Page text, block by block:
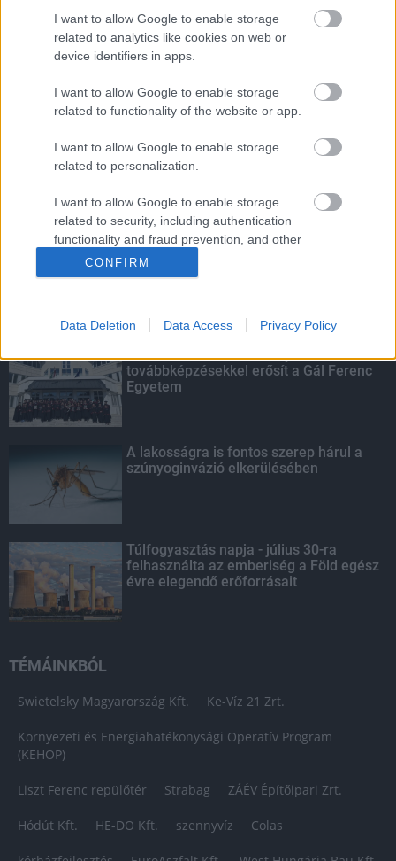
I want to allow Google to enable storage
related to analytics like cookies on web or
device identifiers in apps.
I want to allow Google to enable storage
related to functionality of the website or app.
I want to allow Google to enable storage
related to personalization.
I want to allow Google to enable storage
related to security, including authentication
functionality and fraud prevention, and other
user protection.
CONFIRM
Data Deletion Data Access Privacy Policy
A hőségben is védik a növényzetet
Pakson
Amire többmillióan vártunk: szombattól
másodfokúra csökken a riasztás
Parfümöt és élelmiszert rejtett a
táskájába két lány Szekszárdon
KIEMELT
Kecskeméten is szakirányú
továbbképzésekkel erősít a Gál Ferenc
Egyetem
A lakosságra is fontos szerep hárul a
szúnyoginvázió elkerülésében
Túlfogyasztás napja - július 30-ra
felhasználta az emberiség a Föld egész
évre elegendő erőforrásait
TÉMÁINKBÓL
Swietelsky Magyarország Kft. Ke-Víz 21 Zrt.
Környezeti és Energiahatékonysági Operatív Program
(KEHOP)
Liszt Ferenc repülőtér Strabag ZÁÉV Építőipari Zrt.
Hódút Kft. HE-DO Kft. szennyvíz Colas